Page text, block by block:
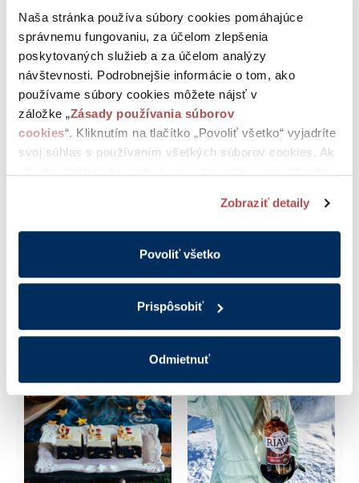
Naša stránka používa súbory cookies pomáhajúce
správnemu fungovaniu, za účelom zlepšenia
poskytovaných služieb a za účelom analýzy
návštevnosti. Podrobnejšie informácie o tom, ako
používame súbory cookies môžete nájsť v
záložke „Zásady používania súborov
cookies“. Kliknutím na tlačítko „Povoliť všetko“ vyjadríte
svoj súhlas s používaním všetkých súborov cookies. Ak
Zobraziť detaily
Povoliť všetko
Prispôsobiť
Odmietnuť